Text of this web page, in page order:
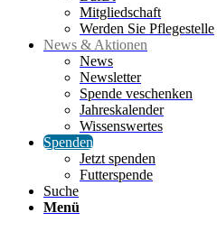
Mitgliedschaft
Werden Sie Pflegestelle
News & Aktionen
News
Newsletter
Spende veschenken
Jahreskalender
Wissenswertes
Spenden
Jetzt spenden
Futterspende
Suche
Menü